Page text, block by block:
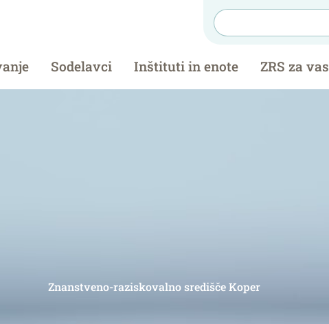
Sodelavci Inštituti in enote ZRS za vas
Znanstveno-raziskovalno središče Koper